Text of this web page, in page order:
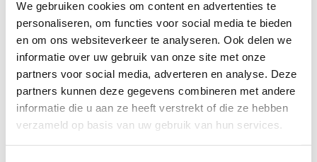
We gebruiken cookies om content en advertenties te
personaliseren, om functies voor social media te bieden
en om ons websiteverkeer te analyseren. Ook delen we
informatie over uw gebruik van onze site met onze
partners voor social media, adverteren en analyse. Deze
partners kunnen deze gegevens combineren met andere
informatie die u aan ze heeft verstrekt of die ze hebben
verzameld op basis van uw gebruik van hun services.
Gebruik maken van
indooratletiek? Registreer je
nu!